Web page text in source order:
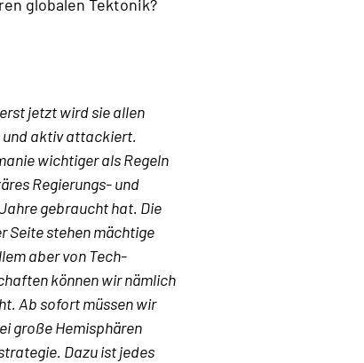
globalen Tektonik?
jetzt wird sie allen
und aktiv attackiert.
wichtiger als Regeln
Regierungs- und
gebraucht hat. Die
Seite stehen mächtige
aber von Tech-
können wir nämlich
Ab sofort müssen wir
große Hemisphären
Dazu ist jedes